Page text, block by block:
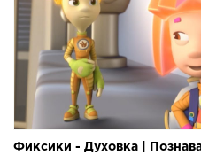
Фиксики - Духовка |